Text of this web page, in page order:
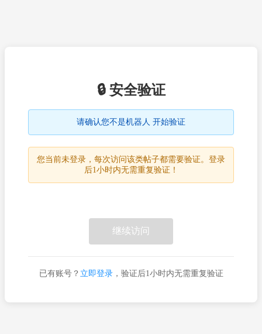
🔒 安全验证
请确认您不是机器人 开始验证
您当前未登录，每次访问该类帖子都需要验证。登录
后1小时内无需重复验证！
继续访问
已有账号？ 立即登录，验证后1小时内无需重复验证